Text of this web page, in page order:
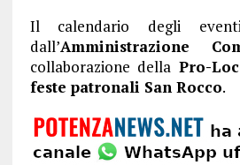
Il calendario degli
dall’Amministrazione
collaborazione dellaPro-
feste patronali San Rocco.